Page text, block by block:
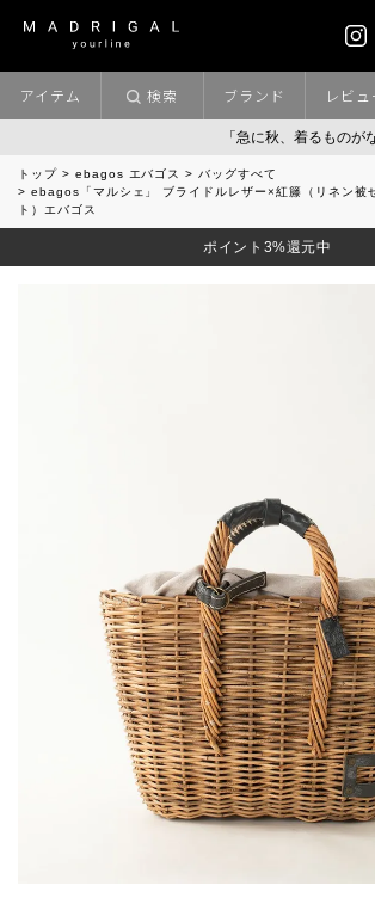
「急に秋、着るものがない」
アイテム 検索 ブランド レビュ
トップ ebagos エバゴス
バッグすべて
ebagos「マルシェ」 ブライドルレザー×紅籐（リネン被
ト）エバゴス
ポイント3%還元中